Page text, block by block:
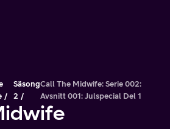
Säsong
2
Call The Midwife: Serie 002:
Avsnitt 001: Julspecial Del 1